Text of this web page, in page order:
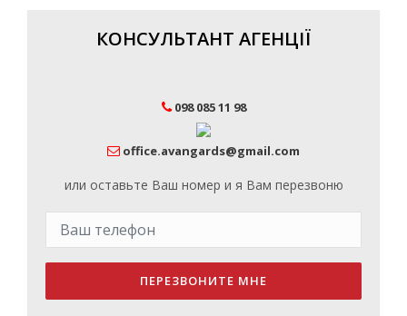
КОНСУЛЬТАНТ АГЕНЦІЇ
098 085 11 98
office.avangards@gmail.com
или оставьте Ваш номер и я Вам перезвоню
ПЕРЕЗВОНИТЕ МНЕ